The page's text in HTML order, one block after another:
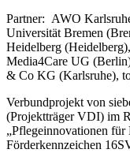
Partner: AWO
Universität Bremen
Heidelberg
Media4Care UG
& Co KG (Karlsruhe),
Verbundprojekt von
(Projektträger VDI) im
„Pflegeinnovationen für
Förderkennzeichen